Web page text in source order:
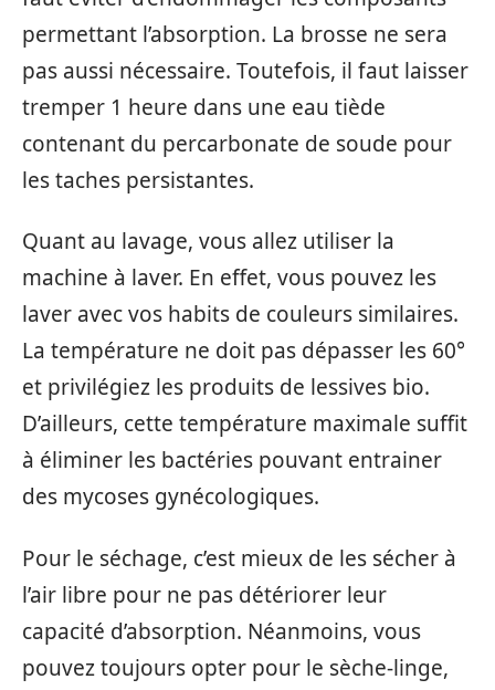
permettant l’absorption. La brosse ne sera
pas aussi nécessaire. Toutefois, il faut laisser
tremper 1 heure dans une eau tiède
contenant du percarbonate de soude pour
les taches persistantes.
Quant au lavage, vous allez utiliser la
machine à laver. En effet, vous pouvez les
laver avec vos habits de couleurs similaires.
La température ne doit pas dépasser les 60°
et privilégiez les produits de lessives bio.
D’ailleurs, cette température maximale suffit
à éliminer les bactéries pouvant entrainer
des mycoses gynécologiques.
Pour le séchage, c’est mieux de les sécher à
l’air libre pour ne pas détériorer leur
capacité d’absorption. Néanmoins, vous
pouvez toujours opter pour le sèche-linge,